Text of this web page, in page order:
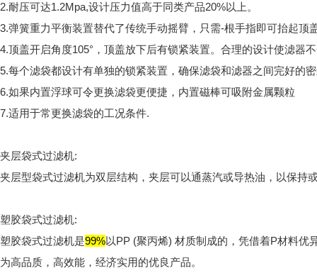
2.耐压可达1.2Mpa,设计压力值高于同类产品20%以上。
3.弹簧重力平衡装置替代了传统手动摇臂，只需-根手指即可抬起顶
4.顶盖开启角度105°，顶盖放下后有锁紧装置。合理的设计使滤器
5.每个滤袋都设计有单独的锁紧装置，确保滤袋和滤器之间完好的
6.如果内置浮球可令更换滤袋更便捷，内置磁棒可吸附金属颗粒
7.适用于常更换滤袋的工况条件.
夹层袋式过滤机:
夹层型袋式过滤机为双层结构，夹层可以通蒸汽或导热油，以保
塑胶袋式过滤机:
塑胶袋式过滤机是99%以PP (聚丙烯) 材质制成的，凭借着P材料
为高品质，高效能，经济实用的优良产品。